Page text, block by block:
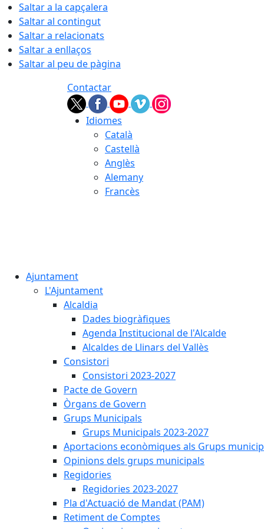
Saltar a la capçalera
Saltar al contingut
Saltar a relacionats
Saltar a enllaços
Saltar al peu de pàgina
Contactar
Idiomes
Català
Castellà
Anglès
Alemany
Francès
Ajuntament
L'Ajuntament
Alcaldia
Dades biogràfiques
Agenda Institucional de l'Alcalde
Alcaldes de Llinars del Vallès
Consistori
Consistori 2023-2027
Pacte de Govern
Òrgans de Govern
Grups Municipals
Grups Municipals 2023-2027
Aportacions econòmiques als Grups
Opinions dels grups municipals
Regidories
Regidories 2023-2027
Pla d'Actuació de Mandat (PAM)
Retiment de Comptes